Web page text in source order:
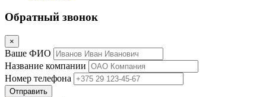
Обратный звонок
×
Ваше ФИО
Название компании
Номер телефона